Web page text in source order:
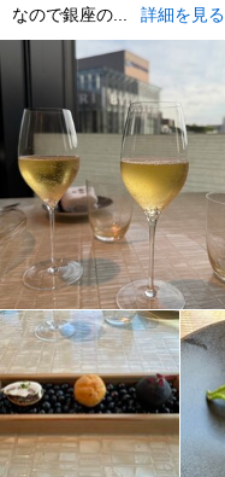
なので銀座の...
詳細を見る